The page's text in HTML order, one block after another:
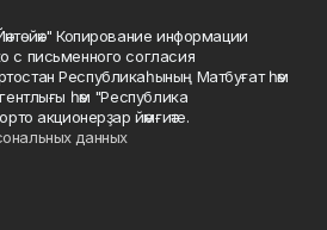
Копирование информации
с письменного согласия
Республикаһының Матбуғат һәм
һәм "Республика
акционерҙар йәмғиәте.
данных